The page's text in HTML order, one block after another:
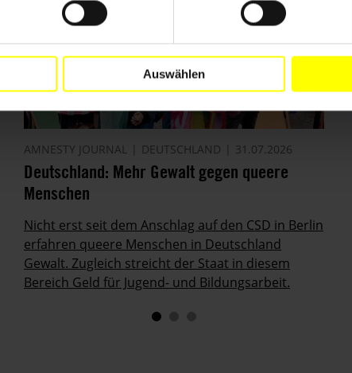
Auswählen
AMNESTY JOURNAL DEUTSCHLAND 31.07.2026
Deutschland: Mehr Gewalt gegen queere
Menschen
Nicht erst seit dem Anschlag auf den CSD in Berlin
erfahren queere Menschen in Deutschland
Gewalt. Zugleich streicht der Staat in diesem
Bereich Geld für Jugend- und Bildungsarbeit.